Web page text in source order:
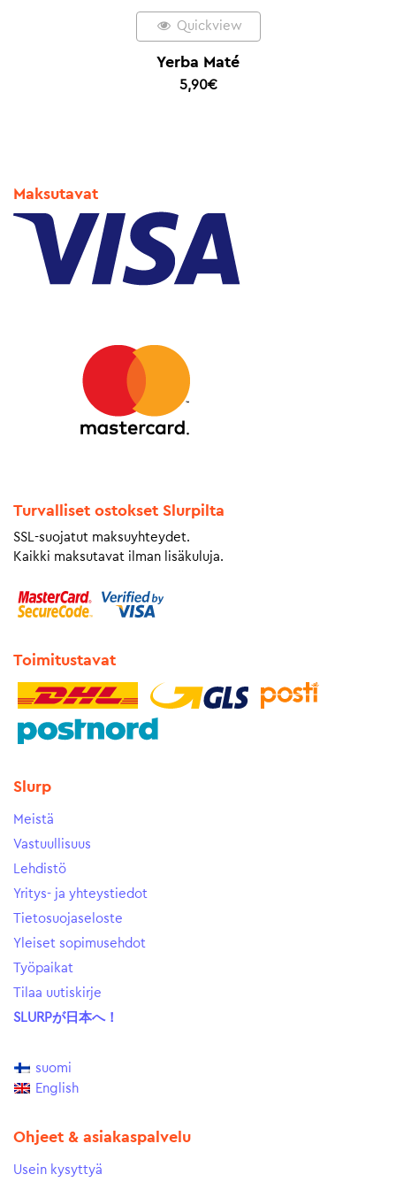
Quickview
Yerba Maté
5,90€
Maksutavat
Turvalliset ostokset Slurpilta
SSL-suojatut maksuyhteydet.
Kaikki maksutavat ilman lisäkuluja.
Toimitustavat
Slurp
Meistä
Vastuullisuus
Lehdistö
Yritys- ja yhteystiedot
Tietosuojaseloste
Yleiset sopimusehdot
Työpaikat
Tilaa uutiskirje
SLURPが日本へ！
suomi
English
Ohjeet & asiakaspalvelu
Usein kysyttyä